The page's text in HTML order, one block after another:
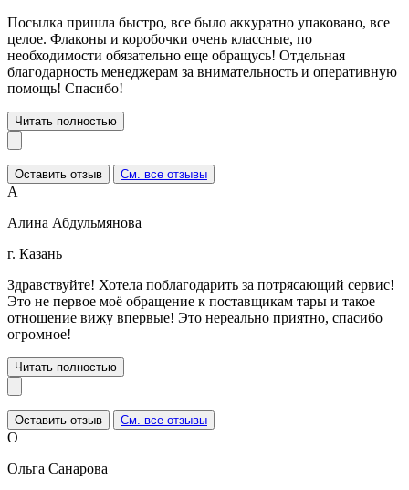
Посылка пришла быстро, все было аккуратно упаковано, все
целое. Флаконы и коробочки очень классные, по
необходимости обязательно еще обращусь! Отдельная
благодарность менеджерам за внимательность и оперативную
помощь! Спасибо!
Читать полностью
Оставить отзыв См. все отзывы
А
Алина Абдульмянова
г. Казань
Здравствуйте! Хотела поблагодарить за потрясающий сервис!
Это не первое моё обращение к поставщикам тары и такое
отношение вижу впервые! Это нереально приятно, спасибо
огромное!
Читать полностью
Оставить отзыв См. все отзывы
О
Ольга Санарова